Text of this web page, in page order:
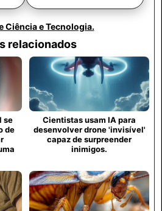
Ciência e Tecnologia.
relacionados
se
de
Cientistas usam IA para
desenvolver drone 'invisível'
capaz de surpreender
inimigos.